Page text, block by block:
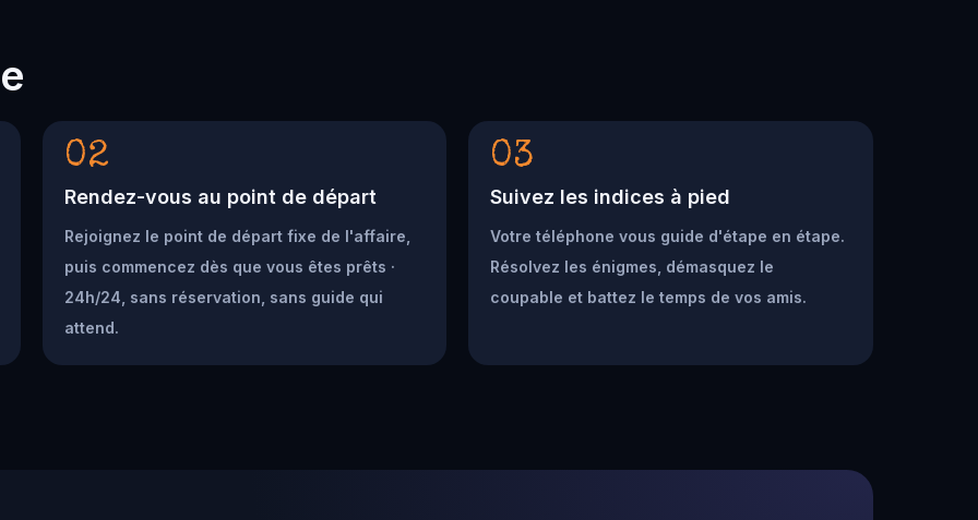
02
Rendez-vous au point de départ
Rejoignez le point de départ fixe de l'affaire,
puis commencez dès que vous êtes prêts ·
24h/24, sans réservation, sans guide qui
attend.
03
Suivez les indices à pied
Votre téléphone vous guide d'étape en étape.
Résolvez les énigmes, démasquez le
coupable et battez le temps de vos amis.